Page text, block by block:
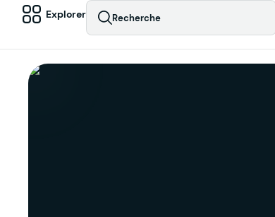
Explorer Recherche